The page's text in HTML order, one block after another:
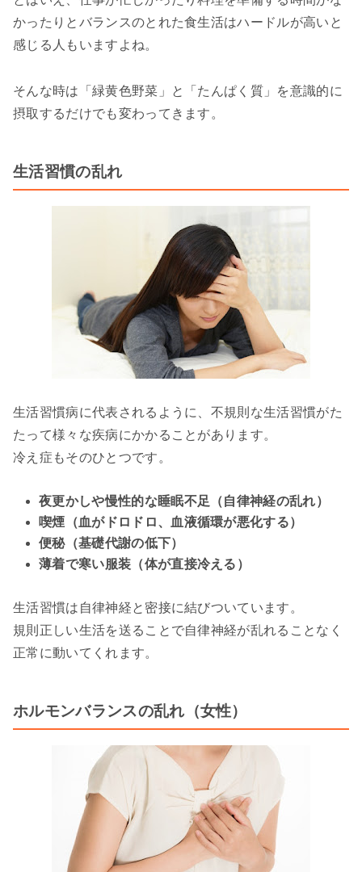
かったりとバランスのとれた食生活はハードルが高いと
感じる人もいますよね。
そんな時は「緑黄色野菜」と「たんぱく質」を意識的に
摂取するだけでも変わってきます。
生活習慣の乱れ
生活習慣病に代表されるように、不規則な生活習慣がた
たって様々な疾病にかかることがあります。
冷え症もそのひとつです。
夜更かしや慢性的な睡眠不足（自律神経の乱れ）
喫煙（血がドロドロ、血液循環が悪化する）
便秘（基礎代謝の低下）
薄着で寒い服装（体が直接冷える）
生活習慣は自律神経と密接に結びついています。
規則正しい生活を送ることで自律神経が乱れることなく
正常に動いてくれます。
ホルモンバランスの乱れ（女性）